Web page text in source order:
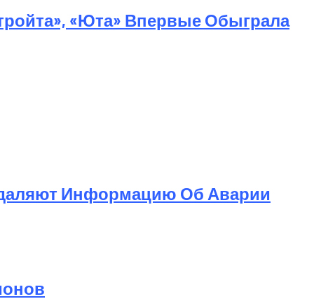
«Юта» Впервые Обыграла
Информацию Об Аварии